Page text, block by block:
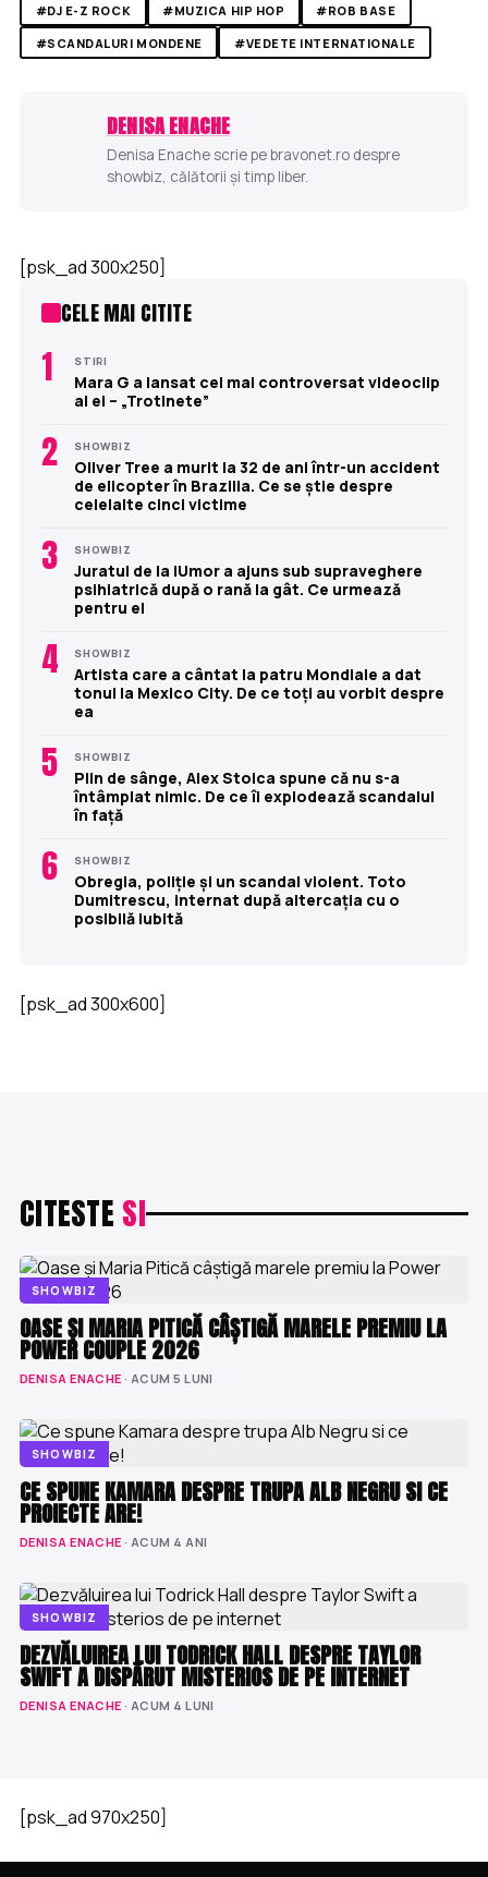
#DJ E-Z ROCK #MUZICA HIP HOP
#ROB BASE
#SCANDALURI MONDENE
#VEDETE INTERNATIONALE
DENISA ENACHE
Denisa Enache scrie pe bravonet.ro despre
showbiz, călătorii și timp liber.
[psk_ad 300x250]
CELE MAI CITITE
1 STIRI
Mara G a lansat cel mai controversat videoclip
al ei – „Trotinete”
2 SHOWBIZ
Oliver Tree a murit la 32 de ani într-un accident
de elicopter în Brazilia. Ce se știe despre
celelalte cinci victime
3 SHOWBIZ
Juratul de la iUmor a ajuns sub supraveghere
psihiatrică după o rană la gât. Ce urmează
pentru el
4 SHOWBIZ
Artista care a cântat la patru Mondiale a dat
tonul la Mexico City. De ce toți au vorbit despre
ea
5 SHOWBIZ
Plin de sânge, Alex Stoica spune că nu s-a
întâmplat nimic. De ce îi explodează scandalul
în față
6 SHOWBIZ
Obregia, poliție și un scandal violent. Toto
Dumitrescu, internat după altercația cu o
posibilă iubită
[psk_ad 300x600]
CITESTE SI
SHOWBIZ
OASE ȘI MARIA PITICĂ CÂȘTIGĂ MARELE PREMIU LA
POWER COUPLE 2026
DENISA ENACHE · ACUM 5 LUNI
SHOWBIZ
CE SPUNE KAMARA DESPRE TRUPA ALB NEGRU SI CE
PROIECTE ARE!
DENISA ENACHE · ACUM 4 ANI
SHOWBIZ
DEZVĂLUIREA LUI TODRICK HALL DESPRE TAYLOR
SWIFT A DISPĂRUT MISTERIOS DE PE INTERNET
DENISA ENACHE · ACUM 4 LUNI
[psk_ad 970x250]